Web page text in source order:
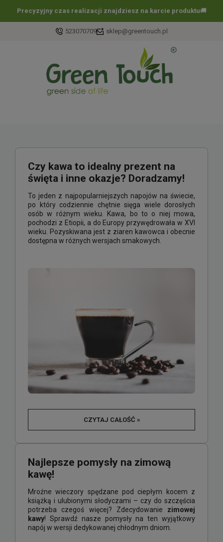
Precyzyjny czas realizacji znajdziesz na karcie produktu🚚
523070709 sklep@greentouch.pl
Czy kawa to idealny prezent na
święta i inne okazje? Doradzamy!
To jeden z najpopularniejszych napojów na świecie,
po który codziennie chętnie sięga wiele dorosłych
osób w różnym wieku. Kawa, bo to o niej mowa,
pochodzi z Etiopii, a do Europy przywędrowała w XVI
wieku. Pozyskiwana jest z ziaren kawowca i obecnie
dostępna w różnych wersjach smakowych.
CZYTAJ CAŁOŚĆ »
Najlepsze pomysły na zimową
kawę!
Mroźne wieczory spędzane pod ciepłym kocem z
książką i ulubionymi słodyczami – czy do szczęścia
potrzeba czegoś więcej? Zdecydowanie zimowej
kawy! Sprawdź nasze pomysły na ten wyjątkowy
napój w wersji dedykowanej chłodnym dniom.